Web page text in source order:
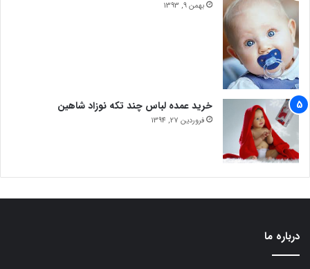
بهمن 9, 1393
خرید عمده لباس چند تکه نوزاد شاهین
فروردین 27, 1394
درباره ما